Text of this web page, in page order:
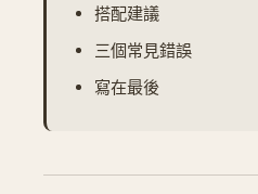
搭配建議
三個常見錯誤
寫在最後